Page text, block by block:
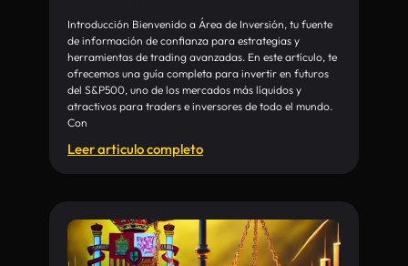
Introducción Bienvenido a Área de Inversión, tu fuente
de información de confianza para estrategias y
herramientas de trading avanzadas. En este artículo, te
ofrecemos una guía completa para invertir en futuros
del S&P500, uno de los mercados más líquidos y
atractivos para traders e inversores de todo el mundo.
Con
Leer articulo completo